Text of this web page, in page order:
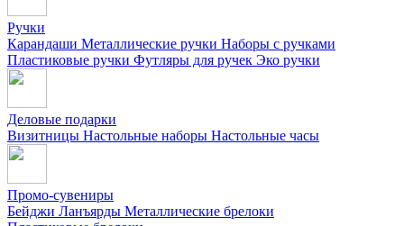
Ручки
Карандаши Металлические ручки Наборы с ручками
Пластиковые ручки Футляры для ручек Эко ручки
Деловые подарки
Визитницы Настольные наборы Настольные часы
Промо-сувениры
Бейджи Ланъярды Металлические брелоки